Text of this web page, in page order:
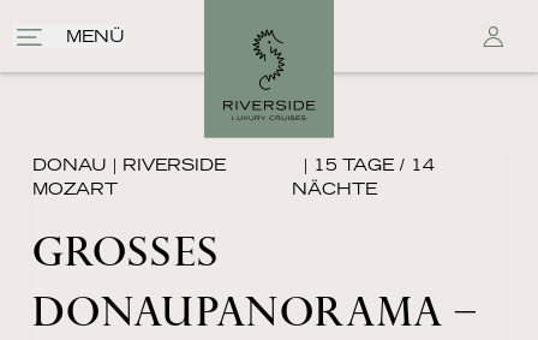
MENÜ
DONAU | RIVERSIDE
MOZART
| 15 TAGE / 14
NÄCHTE
GROSSES D
ONAUPANORAMA – S